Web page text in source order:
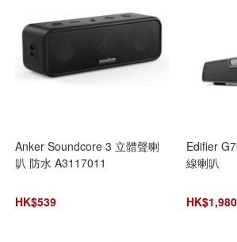
Anker Soundcore 3 立體聲喇
叭 防水 A3117011
HK$539
Edifier
線喇叭
HK$1,980